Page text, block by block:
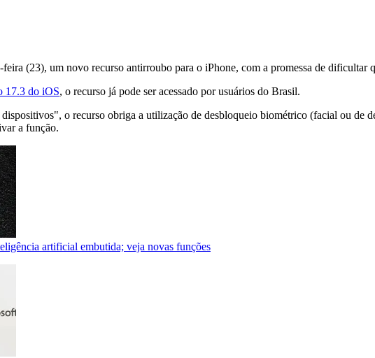
(23), um novo recurso antirroubo para o iPhone, com a promessa de dificultar
17.3 do iOS, o recurso já pode ser acessado por usuários do Brasil.
o recurso obriga a utilização de desbloqueio biométrico (facial ou de
a função.
artificial embutida; veja novas funções